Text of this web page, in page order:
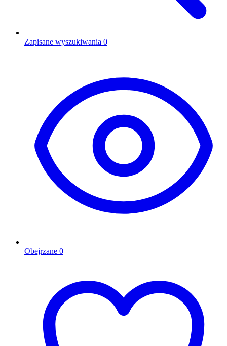
Zapisane wyszukiwania 0
Obejrzane 0